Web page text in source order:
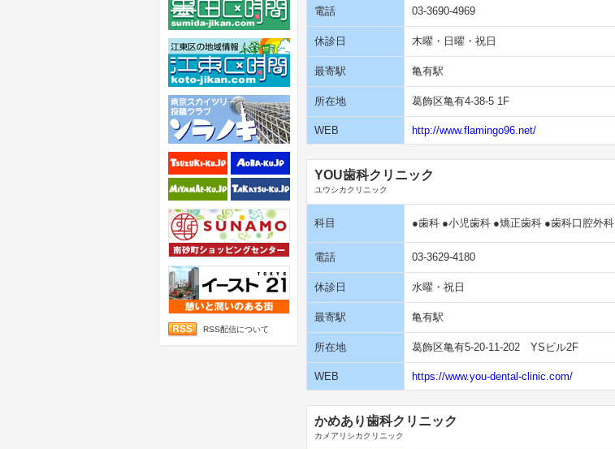
RSS配信について
電話 03-3690-4969
休診日 木曜・日曜・祝日
最寄駅 亀有駅
所在地 葛飾区亀有4-38-5 1F
WEB http://www.flamingo96.net/
YOU歯科クリニック
ユウシカクリニック
科目 ●歯科 ●小児歯科 ●矯正歯科 ●歯科口腔外科
電話 03-3629-4180
休診日 水曜・祝日
最寄駅 亀有駅
所在地 葛飾区亀有5-20-11-202 YSビル2F
WEB https://www.you-dental-clinic.com/
かめあり歯科クリニック
カメアリシカクリニック